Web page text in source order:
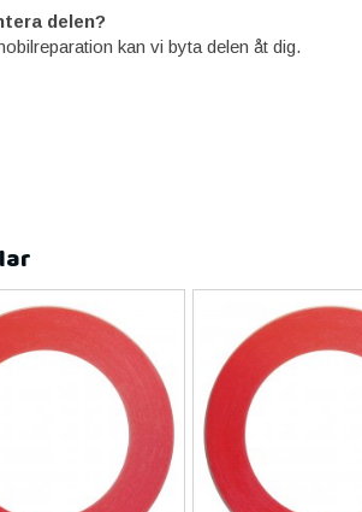
delen?
kan vi byta delen åt dig.